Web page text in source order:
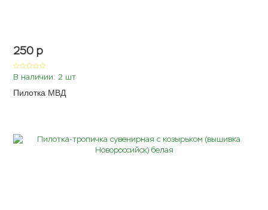
250 p
В наличии: 2 шт
Пилотка МВД